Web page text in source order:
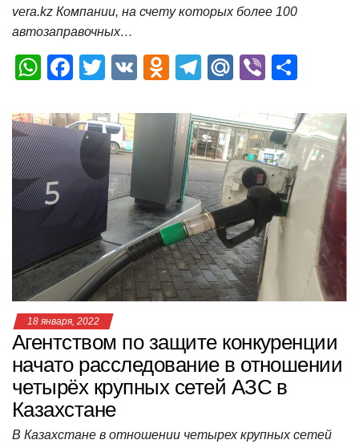
vera.kz Компании, на счету которых более 100
автозаправочных…
W
at
s
A
p
p
F
c
e
b
o
o
k
T
tt
er
V
O
n
o
kl
a
ss
ni
ki
T
e
gr
a
m
M
.R
u
Vi
er п
р
а
т
18 января, 2022
Агентством по защите конкуренции
начато расследование в отношении
четырёх крупных сетей АЗС в
Казахстане
В Казахстане в отношении четырех крупных сетей